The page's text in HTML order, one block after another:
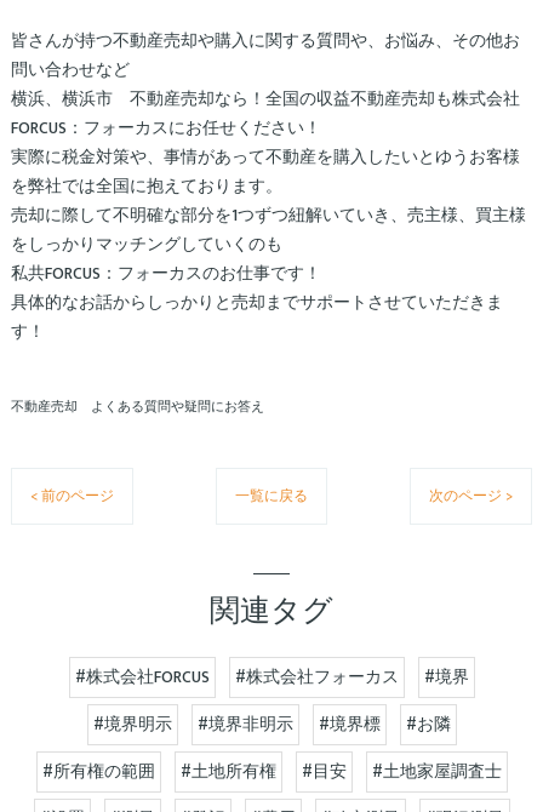
​​​​​​皆さんが持つ不動産売却や購入に関する質問や、お悩み、その他お
問い合わせなど
横浜、横浜市 不動産売却なら！全国の収益不動産売却も株式会社
FORCUS：フォーカスにお任せください！
実際に税金対策や、事情があって不動産を購入したいとゆうお客様
を弊社では全国に抱えております。
売却に際して不明確な部分を1つずつ紐解いていき、売主様、買主様
をしっかりマッチングしていくのも
私共FORCUS：フォーカスのお仕事です！
具体的なお話からしっかりと売却までサポートさせていただきま
す！
不動産売却 よくある質問や疑問にお答え
< 前のページ 一覧に戻る 次のページ >
関連タグ
#株式会社FORCUS #株式会社フォーカス
#境界
#境界明示
#境界非明示 #境界標
#お隣
#所有権の範囲
#土地所有権 #目安
#土地家屋調査士